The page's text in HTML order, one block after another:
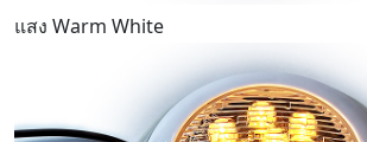
แสง Warm White